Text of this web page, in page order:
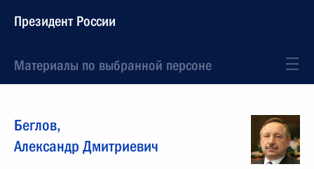
Президент России
Материалы по выбранной персоне
Беглов,
Александр Дмитриевич